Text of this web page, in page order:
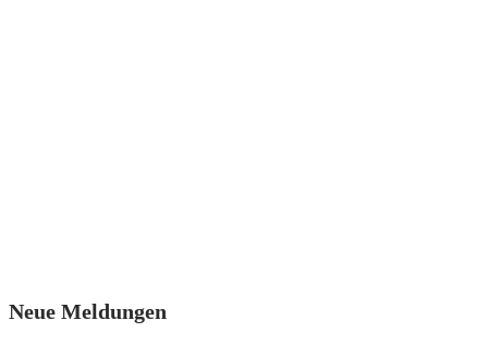
Neue Meldungen